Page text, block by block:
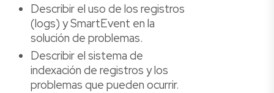
Describir el uso de los registros
(logs) y SmartEvent en la
solución de problemas.
Describir el sistema de
indexación de registros y los
problemas que pueden ocurrir.